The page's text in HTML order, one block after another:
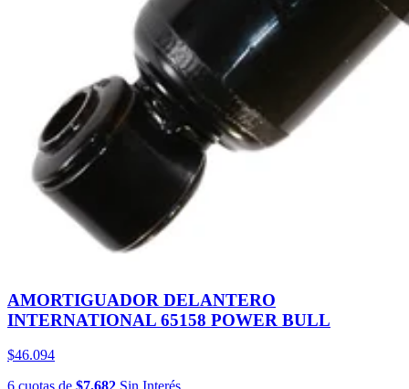
AMORTIGUADOR DELANTERO
INTERNATIONAL 65158 POWER BULL
$46.094